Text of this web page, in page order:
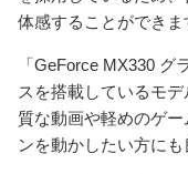
体感することができま
「GeForce MX330
スを搭載しているモ
質な動画や軽めのゲ
ンを動かしたい方にも